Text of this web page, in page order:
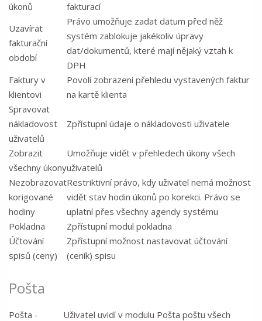
úkonů
fakturací
Uzavírat
fakturační
období
Právo umožňuje zadat datum před něž
systém zablokuje jakékoliv úpravy
dat/dokumentů, které mají nějaký vztah k
DPH
Faktury v
klientovi
Povolí zobrazení přehledu vystavených faktur
na kartě klienta
Spravovat
nákladovost
uživatelů
Zpřístupní údaje o nákladovosti uživatele
Zobrazit
všechny úkony
Umožňuje vidět v přehledech úkony všech
uživatelů
Nezobrazovat
korigované
hodiny
Restriktivní právo, kdy uživatel nemá možnost
vidět stav hodin úkonů po korekci. Právo se
uplatní přes všechny agendy systému
Pokladna
Zpřístupní modul pokladna
Účtování
spisů (ceny)
Zpřístupní možnost nastavovat účtování
(ceník) spisu
Pošta
Pošta -
Uživatel uvidí v modulu Pošta poštu všech